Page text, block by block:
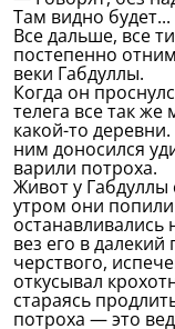
Там видно будет...
Все дальше, все
постепенно
веки Габдуллы.
Когда он
телега все так
какой-то
ним доносился
варили потроха.
Живот у Габдуллы
утром они
останавливались
вез его в
черствого,
откусывал
стараясь
потроха — это